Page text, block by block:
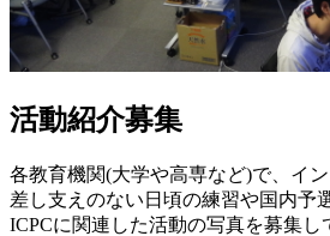
活動紹介募集
各教育機関(大学や高専など)で、イ
差し支えのない日頃の練習や国内予
ICPCに関連した活動の写真を募集し